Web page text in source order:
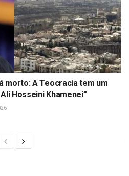
morto: A Teocracia tem um
Hosseini Khamenei”